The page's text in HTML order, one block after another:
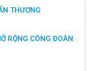
THƯƠNG
RỘNG CÔNG ĐOÀN